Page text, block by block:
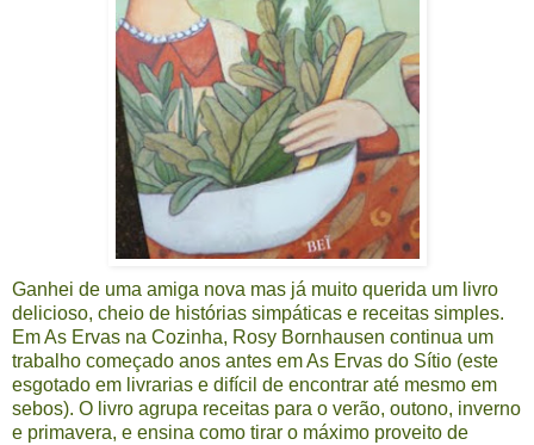
Ganhei de uma amiga nova mas já muito querida um livro
delicioso, cheio de histórias simpáticas e receitas simples.
Em As Ervas na Cozinha, Rosy Bornhausen continua um
trabalho começado anos antes em As Ervas do Sítio (este
esgotado em livrarias e difícil de encontrar até mesmo em
sebos). O livro agrupa receitas para o verão, outono, inverno
e primavera, e ensina como tirar o máximo proveito de